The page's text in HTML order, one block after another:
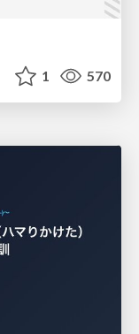
1 570